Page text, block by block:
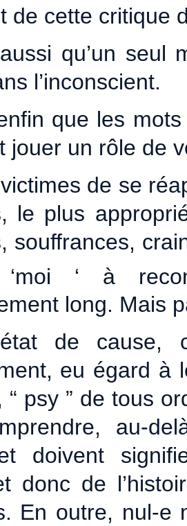
de cette critique
qu’un seul
l’inconscient.
que les
jouer un rôle de
victimes de se
le plus
souffrances,
‘moi ‘ à
long. Mais
de cause,
eu égard à
“ psy ” de tous
au-
doivent
donc de
En outre, nul-